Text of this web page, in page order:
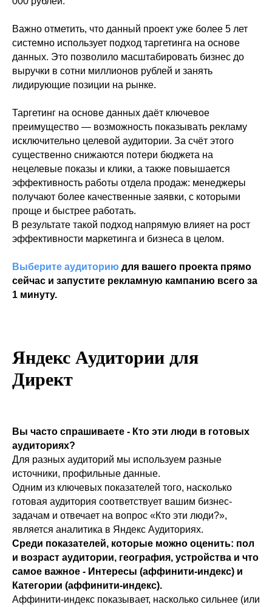
Важно отметить, что данный проект уже более 5 лет
системно использует подход таргетинга на основе
данных. Это позволило масштабировать бизнес до
выручки в сотни миллионов рублей и занять
лидирующие позиции на рынке.
Таргетинг на основе данных даёт ключевое
преимущество — возможность показывать рекламу
исключительно целевой аудитории. За счёт этого
существенно снижаются потери бюджета на
нецелевые показы и клики, а также повышается
эффективность работы отдела продаж: менеджеры
получают более качественные заявки, с которыми
проще и быстрее работать.
В результате такой подход напрямую влияет на рост
эффективности маркетинга и бизнеса в целом.
Выберите аудиторию для вашего проекта прямо
сейчас и запустите рекламную кампанию всего за
1 минуту.
Яндекс Аудитории для
Директ
Вы часто спрашиваете - Кто эти люди в готовых
аудиториях?
Для разных аудиторий мы используем разные
источники, профильные данные.
Одним из ключевых показателей того, насколько
готовая аудитория соответствует вашим бизнес-
задачам и отвечает на вопрос «Кто эти люди?»,
является аналитика в Яндекс Аудиториях.
Среди показателей, которые можно оценить: пол
и возраст аудитории, география, устройства и что
самое важное - Интересы (аффинити-индекс) и
Категории (аффинити-индекс).
Аффинити-индекс показывает, насколько сильнее (или